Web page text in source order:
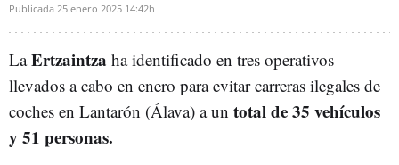
Publicada 25 enero 2025 14:42h
LaErtzaintza ha identificado en tres operativos
llevados a cabo en enero para evitar carreras ilegales de
coches en Lantarón (Álava) a un total de 35 vehículos
y 51 personas.